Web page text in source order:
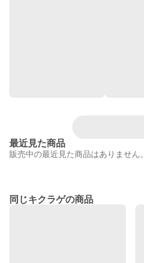
最近見た商品
販売中の最近見た商品はありません。
同じキクラゲの商品